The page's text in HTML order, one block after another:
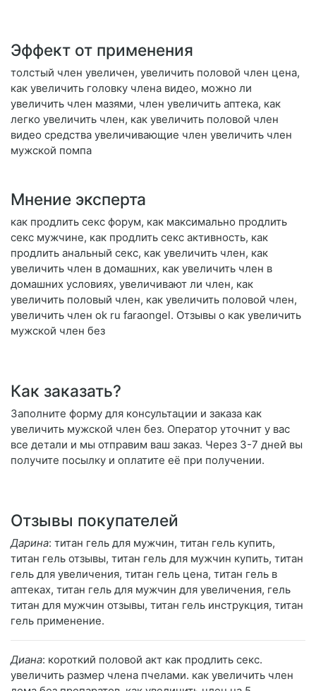
Эффект от применения
толстый член увеличен, увеличить половой член цена,
как увеличить головку члена видео, можно ли
увеличить член мазями, член увеличить аптека, как
легко увеличить член, как увеличить половой член
видео средства увеличивающие член увеличить член
мужской помпа
Мнение эксперта
как продлить секс форум, как максимально продлить
секс мужчине, как продлить секс активность, как
продлить анальный секс, как увеличить член, как
увеличить член в домашних, как увеличить член в
домашних условиях, увеличивают ли член, как
увеличить половый член, как увеличить половой член,
увеличить член ok ru faraongel. Отзывы о как увеличить
мужской член без
Как заказать?
Заполните форму для консультации и заказа как
увеличить мужской член без. Оператор уточнит у вас
все детали и мы отправим ваш заказ. Через 3-7 дней вы
получите посылку и оплатите её при получении.
Отзывы покупателей
Дарина: титан гель для мужчин, титан гель купить,
титан гель отзывы, титан гель для мужчин купить, титан
гель для увеличения, титан гель цена, титан гель в
аптеках, титан гель для мужчин для увеличения, гель
титан для мужчин отзывы, титан гель инструкция, титан
гель применение.
Диана: короткий половой акт как продлить секс.
увеличить размер члена пчелами. как увеличить член